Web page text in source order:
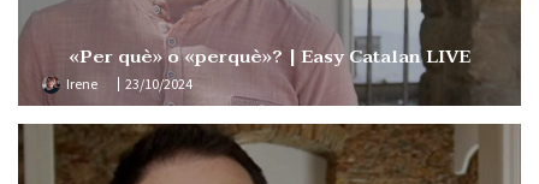
«Per què» o «perquè»? | Easy Catalan LIVE
Irene 23/10/2024